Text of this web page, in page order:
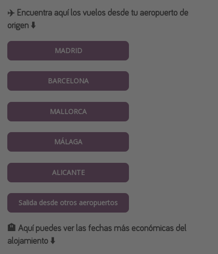
✈️ Encuentra aquí los vuelos desde tu aeropuerto de
origen ⬇️
MADRID
BARCELONA
MALLORCA
MÁLAGA
ALICANTE
Salida desde otros aeropuertos
🏨 Aquí puedes ver las fechas más económicas del
alojamiento ⬇️